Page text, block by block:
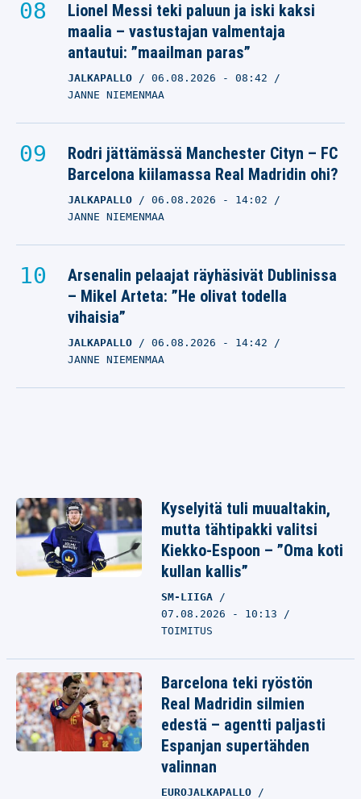
Lionel Messi teki paluun ja iski kaksi
maalia – vastustajan valmentaja
antautui: ”maailman paras”
JALKAPALLO 06.08.2026 - 08:42
JANNE NIEMENMAA
Rodri jättämässä Manchester Cityn – FC
Barcelona kiilamassa Real Madridin ohi?
JALKAPALLO 06.08.2026 - 14:02
JANNE NIEMENMAA
Arsenalin pelaajat räyhäsivät Dublinissa
– Mikel Arteta: ”He olivat todella
vihaisia”
JALKAPALLO 06.08.2026 - 14:42
JANNE NIEMENMAA
Kyselyitä tuli muualtakin,
mutta tähtipakki valitsi
Kiekko-Espoon – ”Oma koti
kullan kallis”
SM-LIIGA
07.08.2026 - 10:13
TOIMITUS
Barcelona teki ryöstön
Real Madridin silmien
edestä – agentti paljasti
Espanjan supertähden
valinnan
EUROJALKAPALLO